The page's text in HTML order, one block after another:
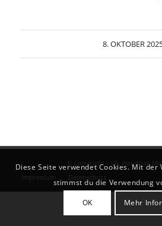
8. OKTOBER
© Copyright - VfL Handball
Impressum
Datenschutz
Diese Seite verwendet Cookies. Mit der
stimmst du die Verwendung
OK Mehr